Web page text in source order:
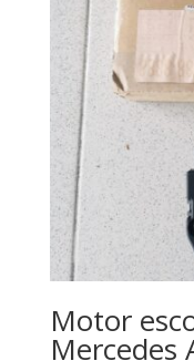
Motor
Mercedes